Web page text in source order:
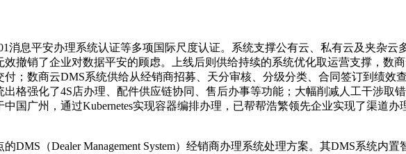
息平安办理系统认证等多项国际尺度认证。系统支撑公有云、私有云及夹杂云
撤销了企业对数据平安的顾虑。上线后则供给持续的系统优化取运营支撑，数
；数商云DMS系统供给从经销商招募、天分审核、分级分类、合同签订到绩
格强化了4S店办理、配件供应链协同、售后办事等功能；大幅削减人工干涉取
国广州，通过Kubernetes实现容器编排办理，已帮帮浩繁领先企业实现了渠道
（Dealer Management System）经销商办理系统处理方案。其DMS系统内